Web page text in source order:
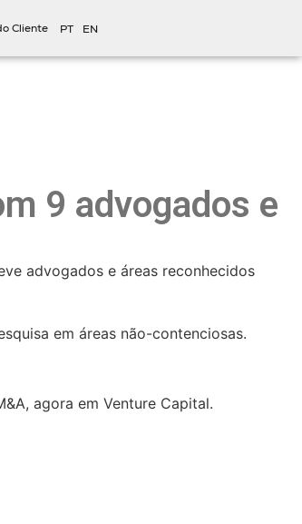
Cliente PT EN
9 advogados e
advogados e áreas reconhecidos
em áreas não-contenciosas.
agora em Venture Capital.